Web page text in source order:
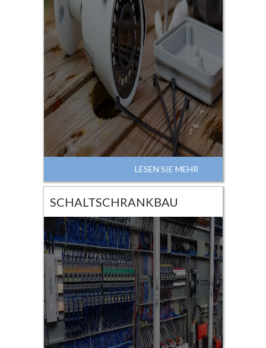
LESEN SIE MEHR
SCHALTSCHRANKBAU